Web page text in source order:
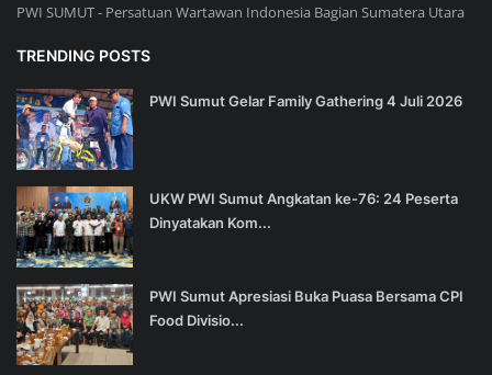
PWI SUMUT - Persatuan Wartawan Indonesia Bagian Sumatera Utara
TRENDING POSTS
PWI Sumut Gelar Family Gathering 4 Juli 2026
UKW PWI Sumut Angkatan ke-76: 24 Peserta
Dinyatakan Kom...
PWI Sumut Apresiasi Buka Puasa Bersama CPI
Food Divisio...